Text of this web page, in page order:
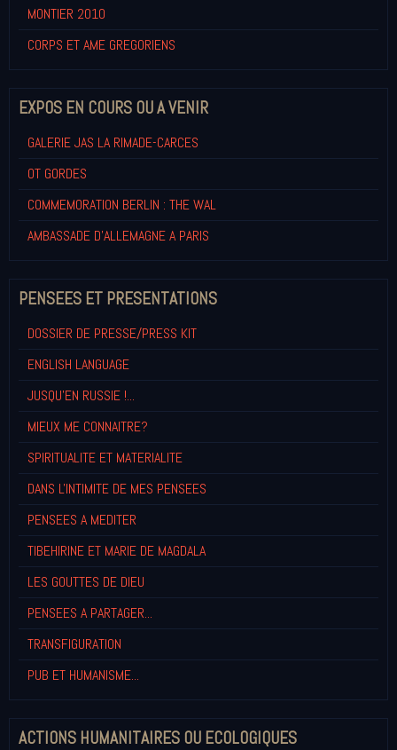
MONTIER 2010
CORPS ET AME GREGORIENS
EXPOS EN COURS OU A VENIR
GALERIE JAS LA RIMADE-CARCES
OT GORDES
COMMEMORATION BERLIN : THE WAL
AMBASSADE D'ALLEMAGNE A PARIS
PENSEES ET PRESENTATIONS
DOSSIER DE PRESSE/PRESS KIT
ENGLISH LANGUAGE
JUSQU'EN RUSSIE !...
MIEUX ME CONNAITRE?
SPIRITUALITE ET MATERIALITE
DANS L'INTIMITE DE MES PENSEES
PENSEES A MEDITER
TIBEHIRINE ET MARIE DE MAGDALA
LES GOUTTES DE DIEU
PENSEES A PARTAGER...
TRANSFIGURATION
PUB ET HUMANISME...
ACTIONS HUMANITAIRES OU ECOLOGIQUES